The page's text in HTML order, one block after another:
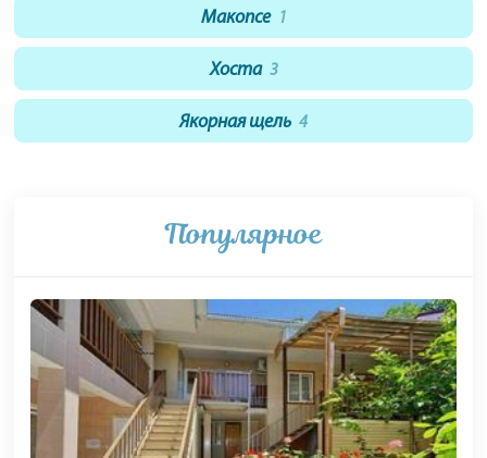
Макопсе 1
Хоста 3
Якорная щель 4
Популярное